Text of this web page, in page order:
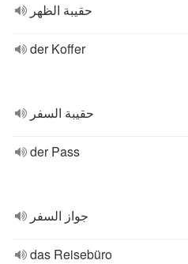
حقيبة الظهر
der Koffer
حقيبة السفر
der Pass
جواز السفر
das Reisebüro